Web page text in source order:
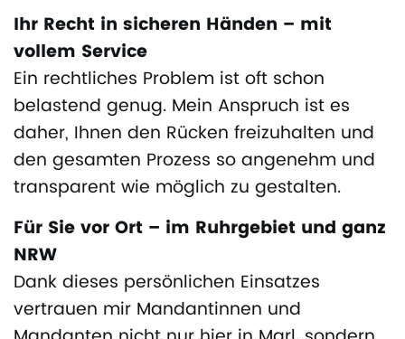
Ihr Recht in sicheren Händen – mit
vollem Service
Ein rechtliches Problem ist oft schon
belastend genug. Mein Anspruch ist es
daher, Ihnen den Rücken freizuhalten und
den gesamten Prozess so angenehm und
transparent wie möglich zu gestalten.
Für Sie vor Ort – im Ruhrgebiet und ganz
NRW
Dank dieses persönlichen Einsatzes
vertrauen mir Mandantinnen und